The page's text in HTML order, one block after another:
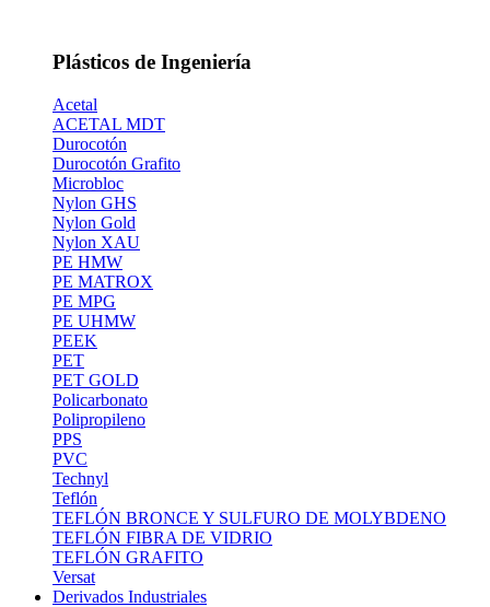
Plásticos de Ingeniería
Acetal
ACETAL MDT
Durocotón
Durocotón Grafito
Microbloc
Nylon GHS
Nylon Gold
Nylon XAU
PE HMW
PE MATROX
PE MPG
PE UHMW
PEEK
PET
PET GOLD
Policarbonato
Polipropileno
PPS
PVC
Technyl
Teflón
TEFLÓN BRONCE Y SULFURO DE MOLYBDENO
TEFLÓN FIBRA DE VIDRIO
TEFLÓN GRAFITO
Versat
Derivados Industriales